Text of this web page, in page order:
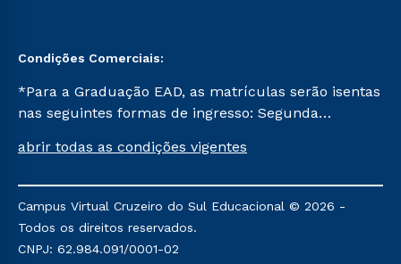
Condições Comerciais:
*Para a Graduação EAD, as matrículas serão isentas
nas seguintes formas de ingresso: Segunda
Já para as demais, a taxa de matrícula será de R$
mencionadas são referentes aos cursos: Ensino
Religioso, Geografia para a Docência e Metodologia
do Ensino de História: Questões Atuais.
abrir todas as condições vigentes
Campus Virtual Cruzeiro do Sul Educacional © 2026 -
Todos os direitos reservados.
CNPJ: 62.984.091/0001-02